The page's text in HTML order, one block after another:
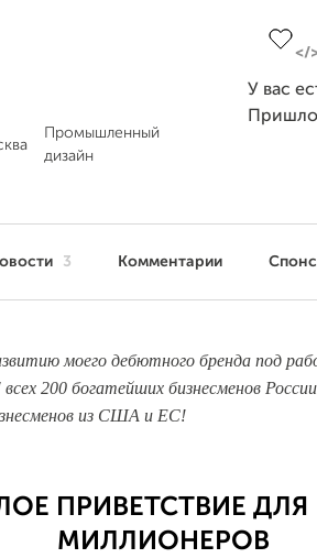
Промышленный
дизайн
У вас
3 Комментарии
моего дебютного бренда под
200 богатейших бизнесменов
из США и ЕС!
ПРИВЕТСТВИЕ ДЛЯ
МИЛЛИОНЕРОВ